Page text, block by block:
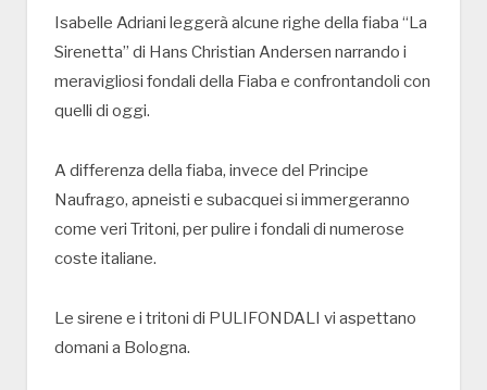
Isabelle Adriani leggerà alcune righe della fiaba “La
Sirenetta” di Hans Christian Andersen narrando i
meravigliosi fondali della Fiaba e confrontandoli con
quelli di oggi.
A differenza della fiaba, invece del Principe
Naufrago, apneisti e subacquei si immergeranno
come veri Tritoni, per pulire i fondali di numerose
coste italiane.
Le sirene e i tritoni di PULIFONDALI vi aspettano
domani a Bologna.